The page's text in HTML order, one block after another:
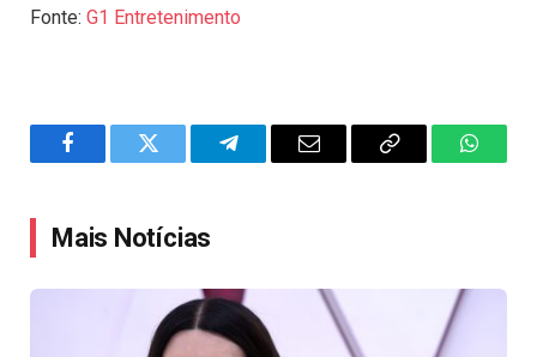
Fonte: G1 Entretenimento
FacebookTwitter TelegramEmail
Copy
Mais Notícias